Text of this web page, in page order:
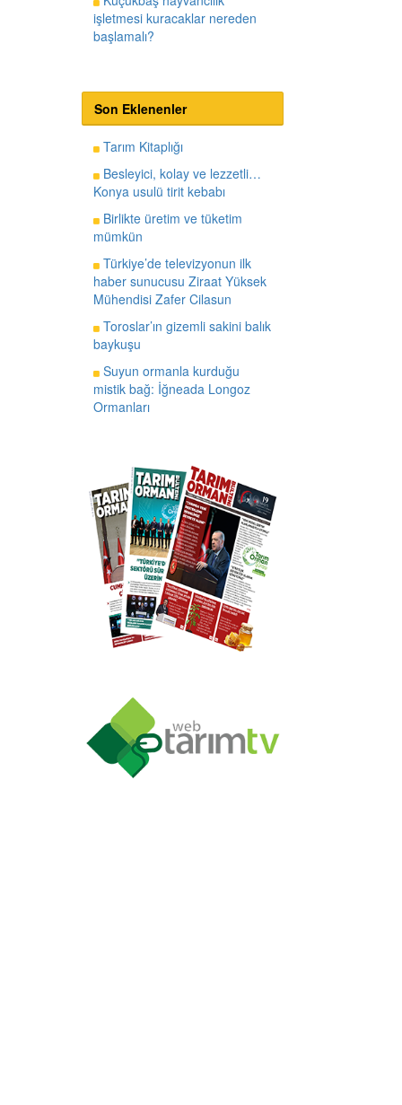
işletmesi kuracaklar nereden
başlamalı?
Son Eklenenler
Tarım Kitaplığı
Besleyici, kolay ve lezzetli…
Konya usulü tirit kebabı
Birlikte üretim ve tüketim
mümkün
Türkiye’de televizyonun ilk
haber sunucusu Ziraat Yüksek
Mühendisi Zafer Cilasun
Toroslar’ın gizemli sakini balık
baykuşu
Suyun ormanla kurduğu
mistik bağ: İğneada Longoz
Ormanları